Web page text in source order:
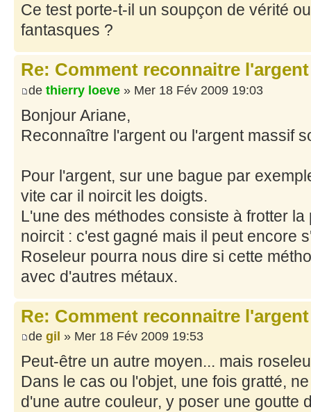
Ce test porte-t-il un soupçon de vérité
fantasques ?
Re: Comment reconnaitre
de thierry loeve » Mer 18 Fév 2009 19:03
Bonjour Ariane,
Reconnaître l'argent ou l'argent massif
Pour l'argent, sur une bague par
vite car il noircit les doigts.
L'une des méthodes consiste à frotter
noircit : c'est gagné mais il peut encore
Roseleur pourra nous dire si cette
avec d'autres métaux.
Re: Comment reconnaitre
de gil » Mer 18 Fév 2009 19:53
Peut-être un autre moyen... mais
Dans le cas ou l'objet, une fois gratté,
d'une autre couleur, y poser une goutte